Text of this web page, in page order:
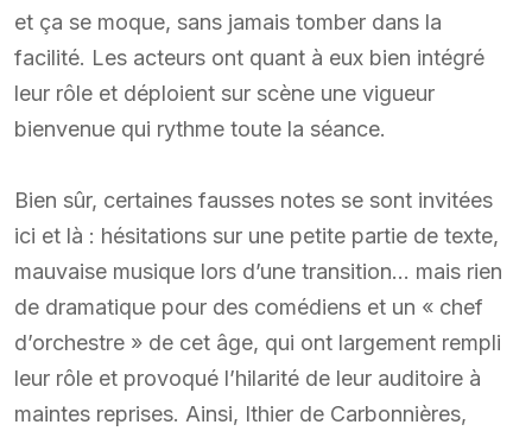
et ça se moque, sans jamais tomber dans la
facilité. Les acteurs ont quant à eux bien intégré
leur rôle et déploient sur scène une vigueur
bienvenue qui rythme toute la séance.
Bien sûr, certaines fausses notes se sont invitées
ici et là : hésitations sur une petite partie de texte,
mauvaise musique lors d’une transition… mais rien
de dramatique pour des comédiens et un « chef
d’orchestre » de cet âge, qui ont largement rempli
leur rôle et provoqué l’hilarité de leur auditoire à
maintes reprises. Ainsi, Ithier de Carbonnières,